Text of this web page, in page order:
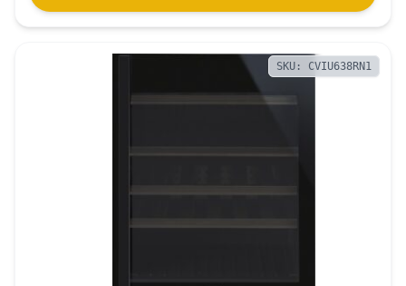
SKU: CVIU638RN1